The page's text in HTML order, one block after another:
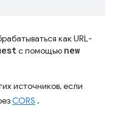
как URL-
с помощью new
источников, если
CORS .